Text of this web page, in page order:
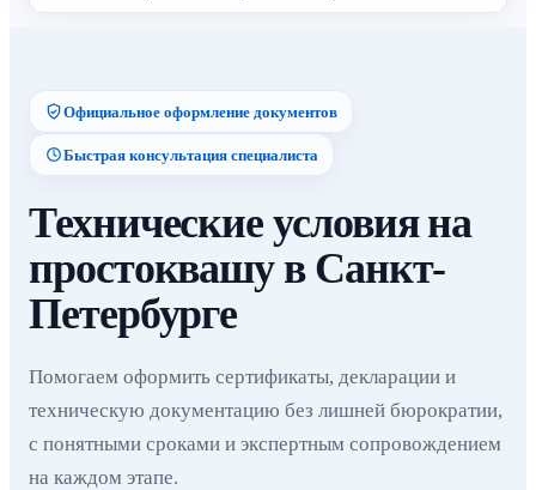
Официальное оформление документов
Быстрая консультация специалиста
Технические условия на
простоквашу в Санкт-
Петербурге
Помогаем оформить сертификаты, декларации и
техническую документацию без лишней бюрократии,
с понятными сроками и экспертным сопровождением
на каждом этапе.